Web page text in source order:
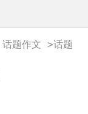
话题作文 >话题